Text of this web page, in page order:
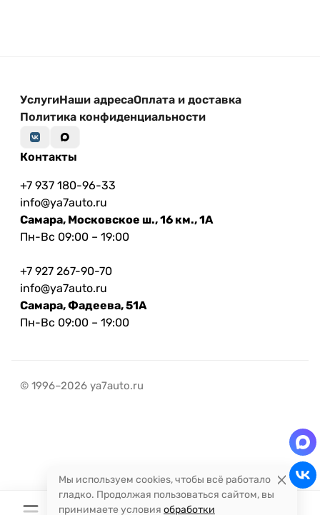
УслугиНаши адресаОплата и доставка
Политика конфиденциальности
Контакты
+7 937 180-96-33
info@ya7auto.ru
Самара, Московское ш., 16 км., 1А
Пн-Вс 09:00 – 19:00
+7 927 267-90-70
info@ya7auto.ru
Самара, Фадеева, 51А
Пн-Вс 09:00 – 19:00
© 1996–2026 ya7auto.ru
Мы используем cookies, чтобы всё работало
гладко. Продолжая пользоваться сайтом, вы
принимаете условия обработки